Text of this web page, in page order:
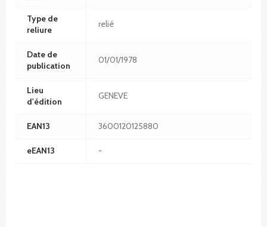
Type de
reliure
relié
Date de
publication
01/01/1978
Lieu
d'édition
GENEVE
EAN13 3600120125880
eEAN13 -